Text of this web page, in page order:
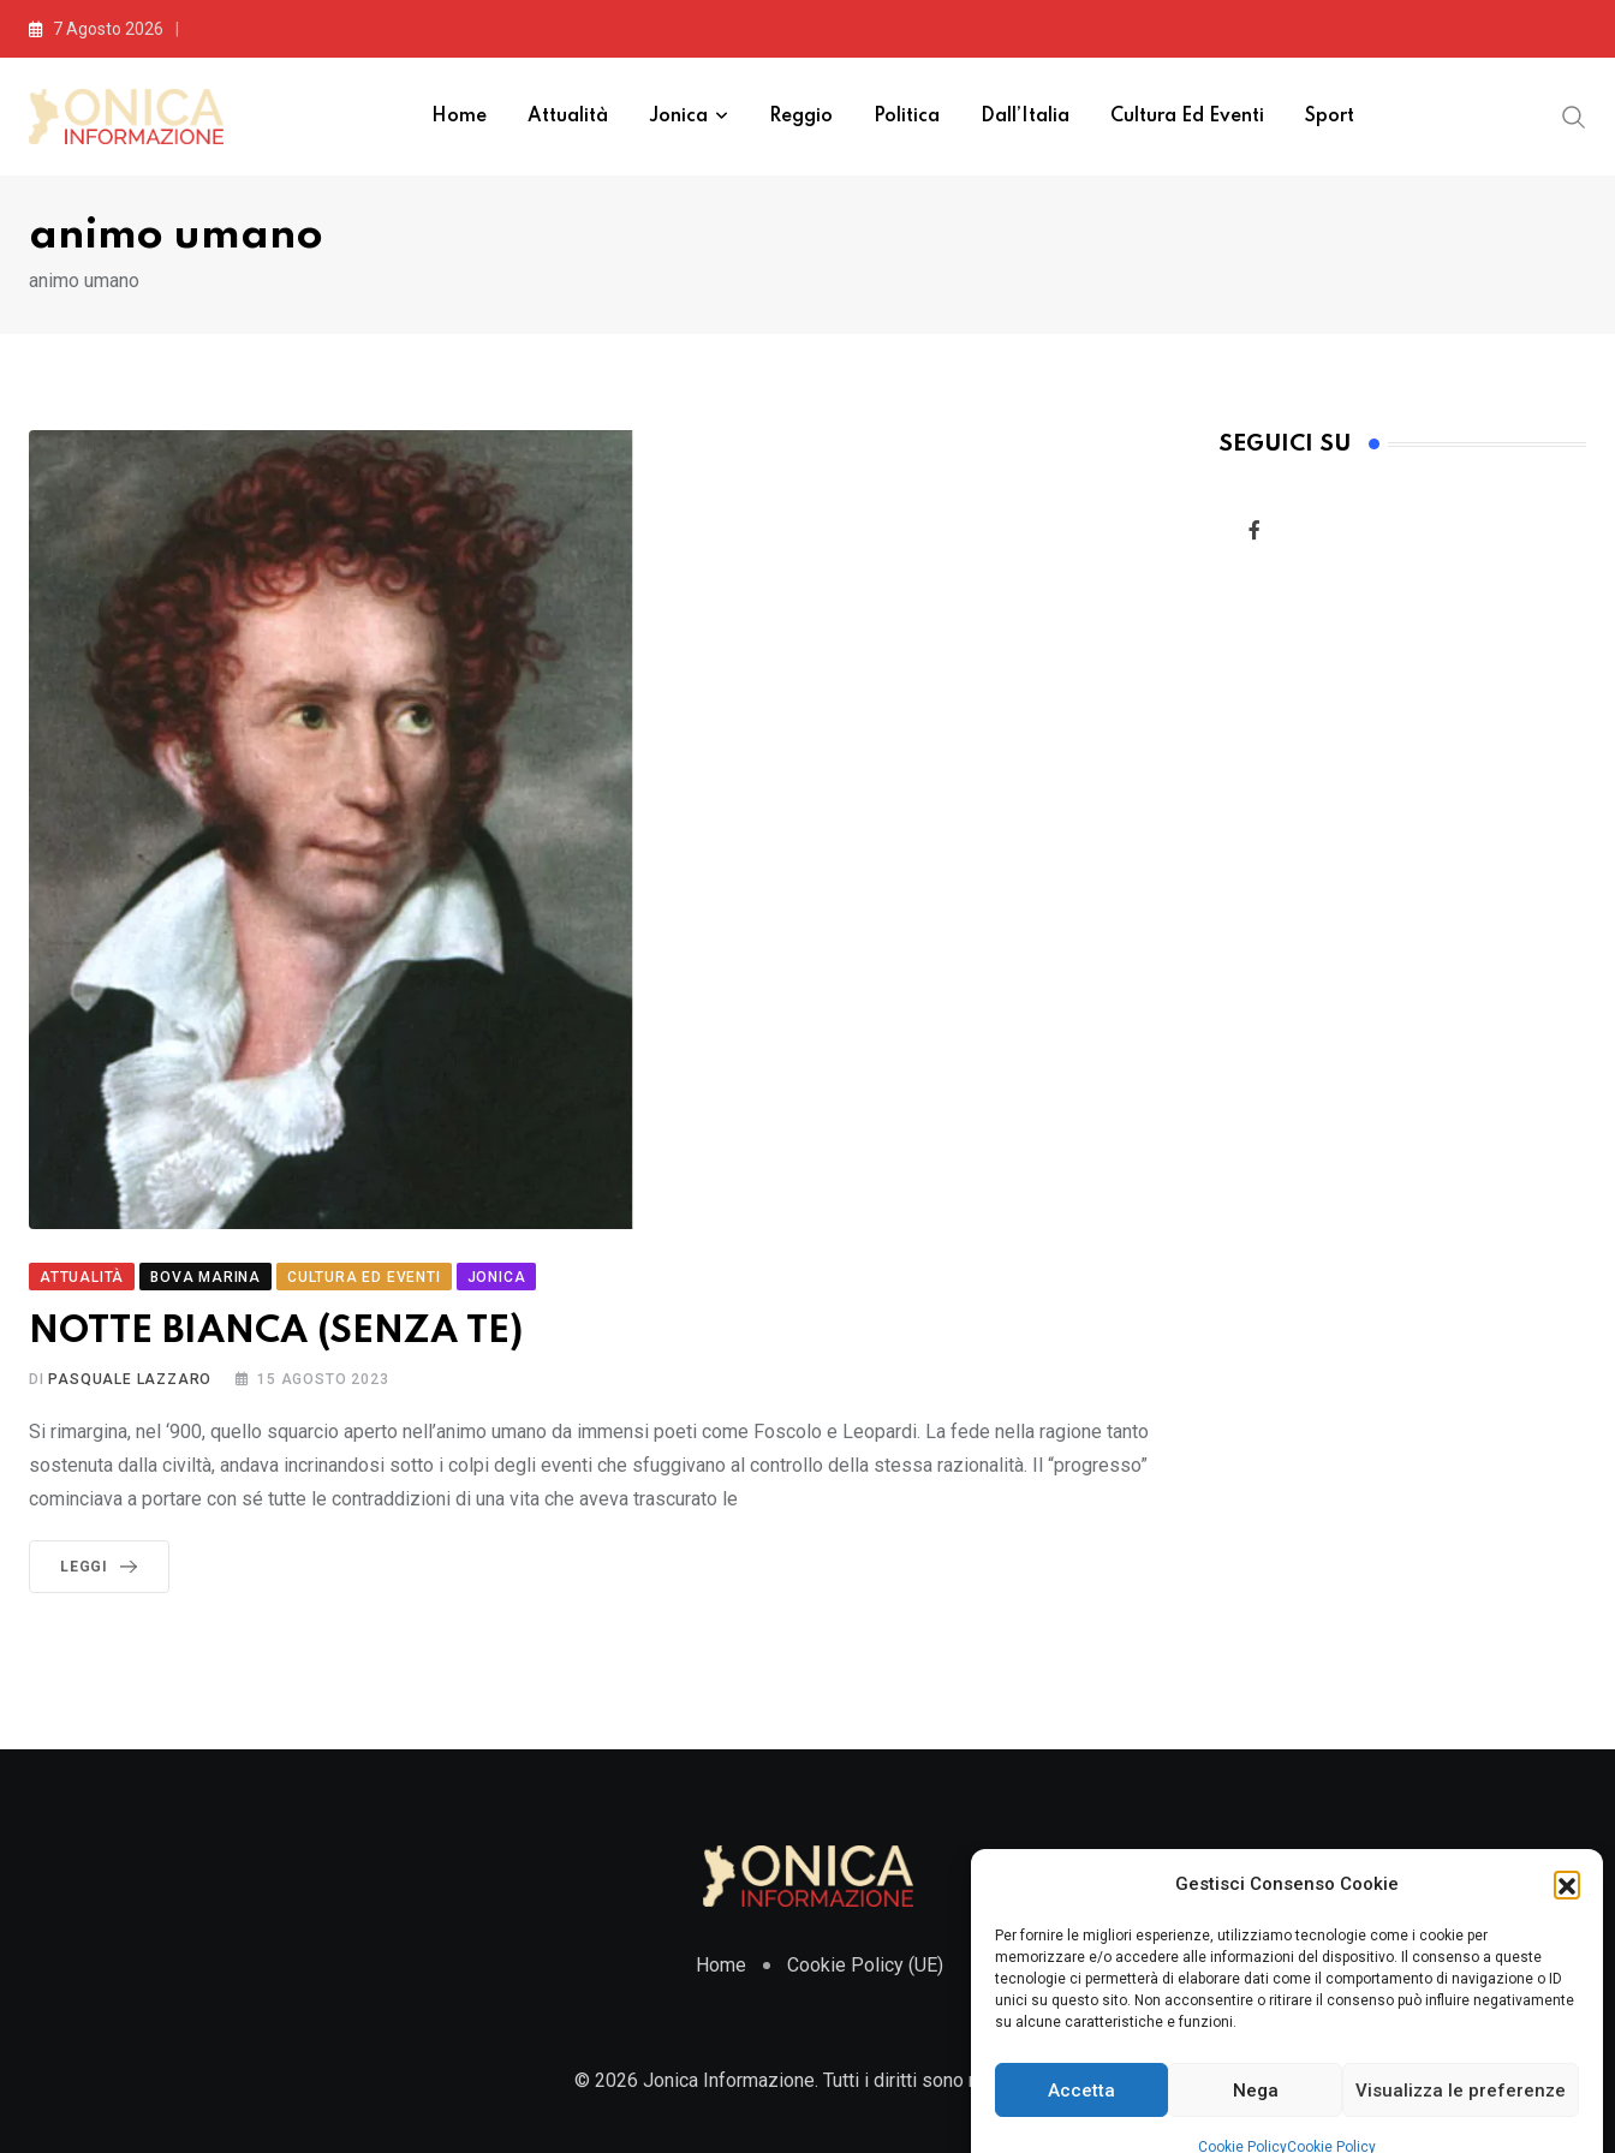
Gestisci Consenso Cookie
Per fornire le migliori esperienze, utilizziamo tecnologie come i cookie per
memorizzare e/o accedere alle informazioni del dispositivo. Il consenso a queste
tecnologie ci permetterà di elaborare dati come il comportamento di navigazione o ID
unici su questo sito. Non acconsentire o ritirare il consenso può influire negativamente
su alcune caratteristiche e funzioni.
Accetta Nega Visualizza le preferenze
Cookie PolicyCookie Policy
Skip
7 Agosto 2026
Home Attualità Jonica Reggio Politica Dall’Italia Cultura Ed Eventi Sport
animo umano
animo umano
ATTUALITÀ BOVA MARINA CULTURA ED EVENTI JONICA
NOTTE BIANCA (SENZA TE)
DI PASQUALE LAZZARO 15 AGOSTO 2023
Si rimargina, nel ‘900, quello squarcio aperto nell’animo umano da immensi poeti come Foscolo e Leopardi. La fede nella ragione tanto
sostenuta dalla civiltà, andava incrinandosi sotto i colpi degli eventi che sfuggivano al controllo della stessa razionalità. Il “progresso”
cominciava a portare con sé tutte le contraddizioni di una vita che aveva trascurato le
LEGGI
SEGUICI SU
Home Cookie Policy (UE)
© 2026 Jonica Informazione. Tutti i diritti sono riservati.